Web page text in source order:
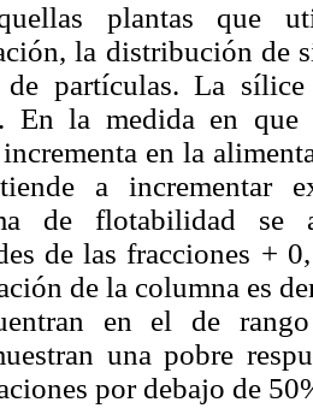
plantas que
la distribución de
de partículas. La
En la medida en
en la
a incrementar
de flotabilidad se
de las fracciones +
de la columna es
en el de
una pobre
por debajo de